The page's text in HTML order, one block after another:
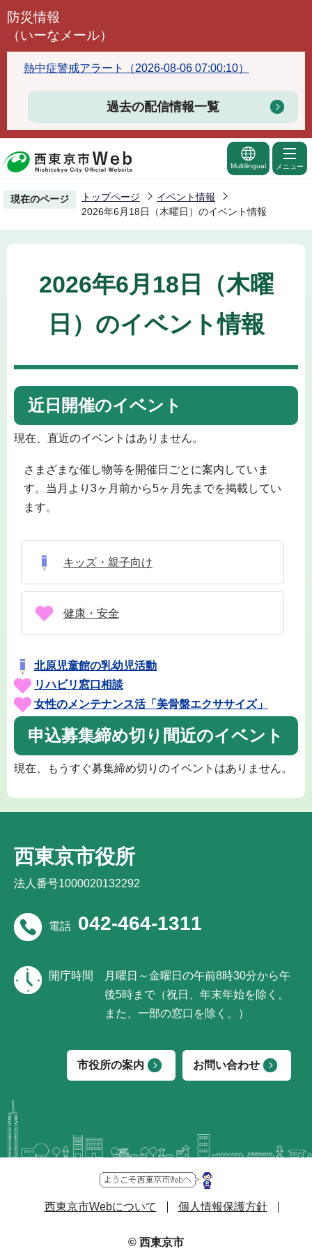
こ
頭
で
防災情報
（いーなメール）
熱中症警戒アラート（2026-08-06 07:00:10）
過去の配信情報一覧
Multilingual メニュー
現在のページ トップページ
イベント情報
2026年6月18日（木曜日）のイベント情報
2026年6月18日（木曜
日）のイベント情報
近日開催のイベント
現在、直近のイベントはありません。
さまざまな催し物等を開催日ごとに案内していま
す。当月より3ヶ月前から5ヶ月先までを掲載してい
ます。
キッズ・親子向け
健康・安全
北原児童館の乳幼児活動
リハビリ窓口相談
女性のメンテナンス活「美骨盤エクササイズ」
申込募集締め切り間近のイベント
現在、もうすぐ募集締め切りのイベントはありません。
西東京市役所
法人番号1000020132292
電話 042-464-1311
開庁時間
月曜日～金曜日の午前8時30分から午
後5時まで（祝日、年末年始を除く。
また、一部の窓口を除く。）
市役所の案内 お問い合わせ
西東京市Webについて 個人情報保護方針
© 西東京市